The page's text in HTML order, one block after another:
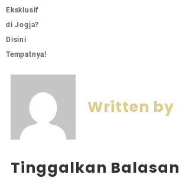
Eksklusif
di Jogja?
Disini
Tempatnya!
Written by
Tinggalkan Balasan